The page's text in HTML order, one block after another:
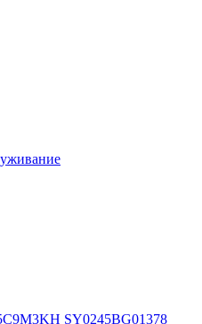
SY0245BG01378